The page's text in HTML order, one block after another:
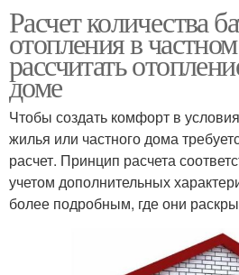
Расчет количества
отопления в
рассчитать
доме
Чтобы создать комфорт в
жилья или частного дома
расчет. Принцип расчета
учетом дополнительных
более подробным, где они